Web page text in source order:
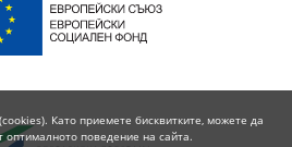
Като приемете бисквитките, можете да
оптималното поведение на сайта.